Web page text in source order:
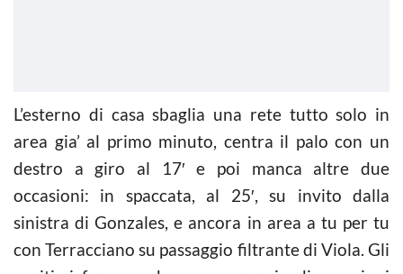
L’esterno di casa sbaglia una rete tutto solo in
area gia’ al primo minuto, centra il palo con un
destro a giro al 17′ e poi manca altre due
occasioni: in spaccata, al 25′, su invito dalla
sinistra di Gonzales, e ancora in area a tu per tu
con Terracciano su passaggio filtrante di Viola. Gli